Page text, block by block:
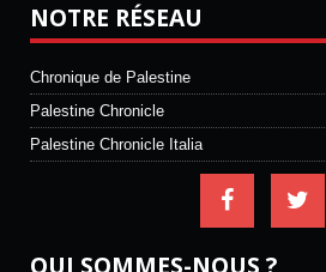
NOTRE RÉSEAU
Chronique de Palestine
Palestine Chronicle
Palestine Chronicle Italia